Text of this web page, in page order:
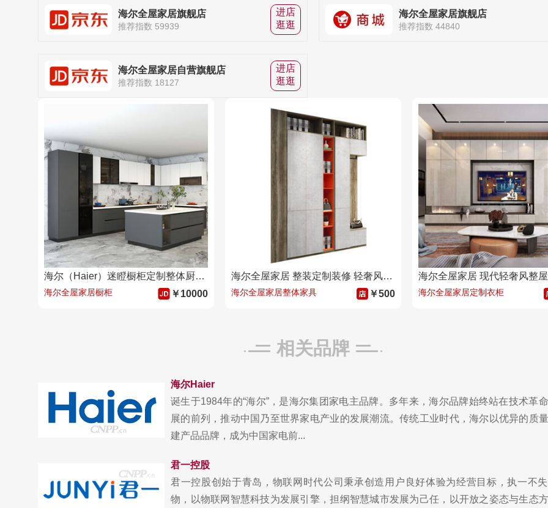
海尔全屋家居旗舰店
推荐指数 59939
进店
逛逛
海尔全屋家居旗舰店
推荐指数 44840
海尔全屋家居自营旗舰店
推荐指数 18127
进店
逛逛
海尔（Haier）迷瞪橱柜定制整体厨柜现代简约厨房岛台柜定制橱柜整体厨房 尾款
海尔全屋家居橱柜 ￥10000
海尔全屋家居 整装定制装修 轻奢风别墅豪宅平层空间设计
海尔全屋家居整体家具 ￥500 海尔全屋家居定制衣柜
相关品牌
海尔Haier
诞生于1984年的“海尔”，是海尔集团家电主品牌。多年来，海尔品牌始终站在技术革
展的前列，推动中国乃至世界家电产业的发展潮流。传统工业时代，海尔以优异的质
建产品品牌，成为中国家电前...
君一控股
君一控股创始于青岛，物联网时代公司秉承创造用户良好体验为经营目标，执一不
物，以物联网智慧科技为发展引擎，担纲智慧城市发展为己任，以开放之姿态与生态